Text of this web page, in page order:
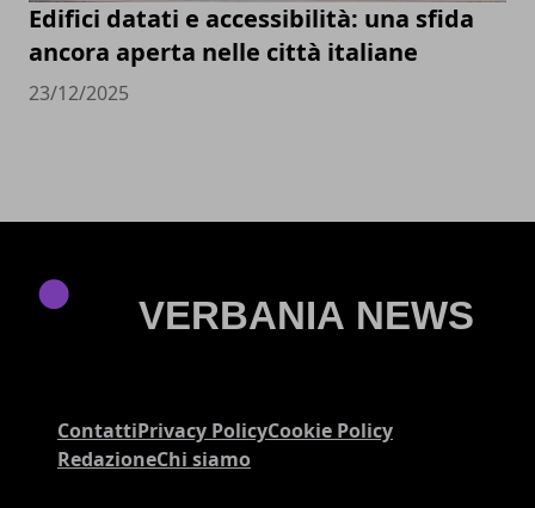
Edifici datati e accessibilità: una sfida
ancora aperta nelle città italiane
23/12/2025
ContattiPrivacy PolicyCookie Policy
RedazioneChi siamo